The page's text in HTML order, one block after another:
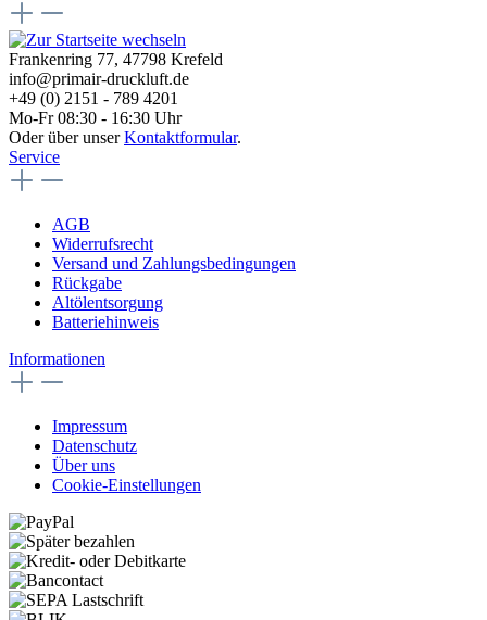
Frankenring 77, 47798 Krefeld
info@primair-druckluft.de
+49 (0) 2151 - 789 4201
Mo-Fr 08:30 - 16:30 Uhr
Oder über unserKontaktformular.
Service
AGB
Widerrufsrecht
Versand und Zahlungsbedingungen
Rückgabe
Altölentsorgung
Batteriehinweis
Informationen
Impressum
Datenschutz
Über uns
Cookie-Einstellungen